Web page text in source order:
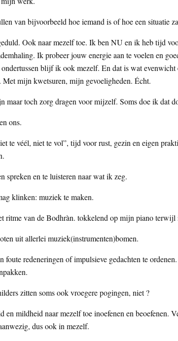
van bijvoorbeeld hoe iemand is of hoe een situatie
Ook naar mezelf toe. Ik ben NU en ik heb tijd
Ik probeer jouw energie aan te voelen en
blijf ik ook mezelf. En dat is wat
mijn kwetsuren, mijn gevoeligheden. Écht.
maar toch zorg dragen voor mijzelf. Soms doe ik dat
ons.
te véél, niet te vol”, tijd voor rust, gezin en eigen
en te luisteren naar wat ik zeg.
klinken: muziek te maken.
ritme van de Bodhràn. tokkelend op mijn piano
uit allerlei muziek(instrumenten)bomen.
redeneringen of impulsieve gedachten te
zitten soms ook vroegere pogingen, niet ?
mildheid naar mezelf toe inoefenen en beoefenen.
dus ook in mezelf.